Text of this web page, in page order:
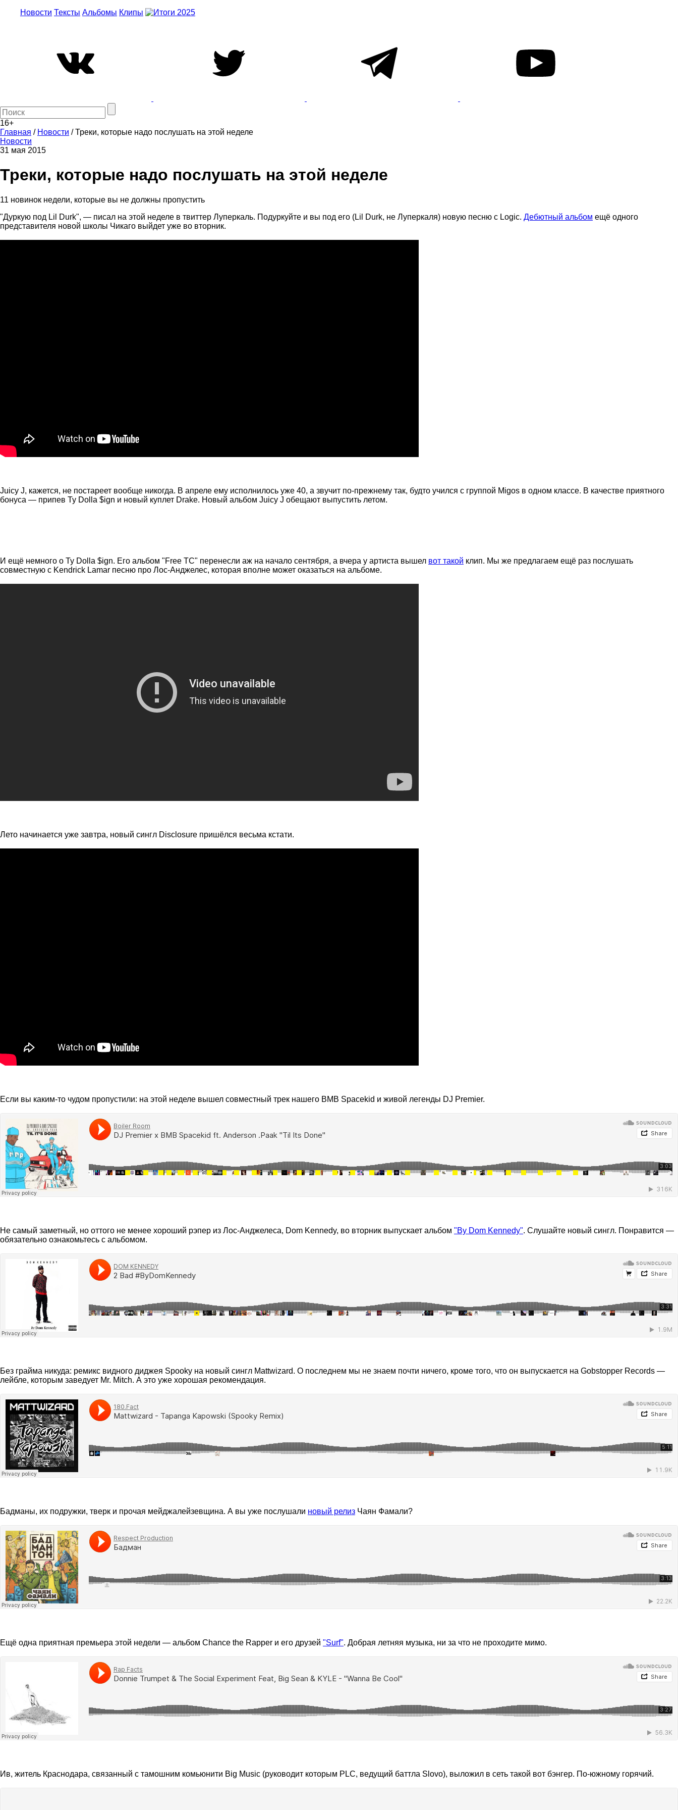
Новости Тексты Альбомы Клипы
16+
Главная / Новости /Треки, которые надо послушать на этой неделе
Новости
31 мая 2015
Треки, которые надо послушать на этой неделе
11 новинок недели, которые вы не должны пропустить
"Дуркую под Lil Durk", — писал на этой неделе в твиттер Луперкаль. Подуркуйте и вы под его (Lil Durk, не Луперкаля) новую песню с Logic. Дебютный альбом ещё одного
представителя новой школы Чикаго выйдет уже во вторник.
Juicy J, кажется, не постареет вообще никогда. В апреле ему исполнилось уже 40, а звучит по-прежнему так, будто учился с группой Migos в одном классе. В качестве приятного
бонуса — припев Ty Dolla $ign и новый куплет Drake. Новый альбом Juicy J обещают выпустить летом.
И ещё немного о Ty Dolla $ign. Его альбом "Free TC" перенесли аж на начало сентября, а вчера у артиста вышел вот такой клип. Мы же предлагаем ещё раз послушать
совместную с Kendrick Lamar песню про Лос-Анджелес, которая вполне может оказаться на альбоме.
Лето начинается уже завтра, новый сингл Disclosure пришёлся весьма кстати.
Если вы каким-то чудом пропустили: на этой неделе вышел совместный трек нашего BMB Spacekid и живой легенды DJ Premier.
Не самый заметный, но оттого не менее хороший рэпер из Лос-Анджелеса, Dom Kennedy, во вторник выпускает альбом "By Dom Kennedy". Слушайте новый сингл. Понравится —
обязательно ознакомьтесь с альбомом.
Без грайма никуда: ремикс видного диджея Spooky на новый сингл Mattwizard. О последнем мы не знаем почти ничего, кроме того, что он выпускается на Gobstopper Records —
лейбле, которым заведует Mr. Mitch. А это уже хорошая рекомендация.
Бадманы, их подружки, тверк и прочая мейджалейзевщина. А вы уже послушали новый релиз Чаян Фамали?
Ещё одна приятная премьера этой недели — альбом Chance the Rapper и его друзей "Surf". Добрая летняя музыка, ни за что не проходите мимо.
Ив, житель Краснодара, связанный с тамошним комьюнити Big Music (руководит которым PLC, ведущий баттла Slovo), выложил в сеть такой вот бэнгер. По-южному горячий.